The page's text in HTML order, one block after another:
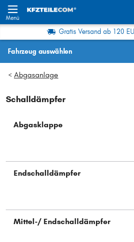
Menü
Gratis Versand ab 120
Fahrzeug auswählen
Oder Fahrzeugauswahl nach
Hersteller wählen
Typ wählen
> Abgasanlage
Schalldämpfer
Abgasklappe
Endschalldämpfer
Mittel-/ Endschalldämpfer